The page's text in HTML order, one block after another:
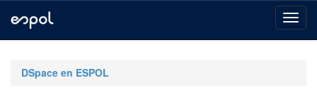
navigationDSpace en ESPOL